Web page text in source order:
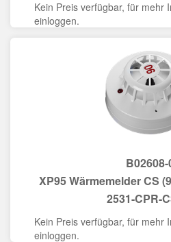
Kein Preis verfügbar, für mehr
einloggen.
XP95 Wärmemelder CS
2531-CPR-
Kein Preis verfügbar, für mehr
einloggen.